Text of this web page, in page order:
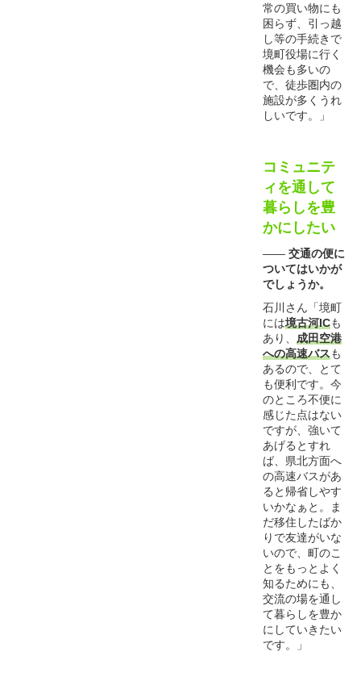
常の買い物にも
困らず、引っ越
し等の手続きで
境町役場に行く
機会も多いの
で、徒歩圏内の
施設が多くうれ
しいです。」
コミュニテ
ィを通して
暮らしを豊
かにしたい
―― 交通の便に
ついてはいかが
でしょうか。
石川さん「境町
には境古河ICも
あり、 成田空港
への高速バスも
あるので、とて
も便利です。今
のところ不便に
感じた点はない
ですが、強いて
あげるとすれ
ば、県北方面へ
の高速バスがあ
ると帰省しやす
いかなぁと。ま
だ移住したばか
りで友達がいな
いので、町のこ
とをもっとよく
知るためにも、
交流の場を通し
て暮らしを豊か
にしていきたい
です。」